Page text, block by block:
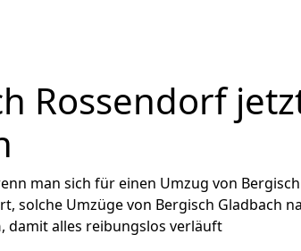
Rossendorf
man sich für einen Umzug von Bergisch
solche Umzüge von Bergisch Gladbach
, damit alles reibungslos verläuft